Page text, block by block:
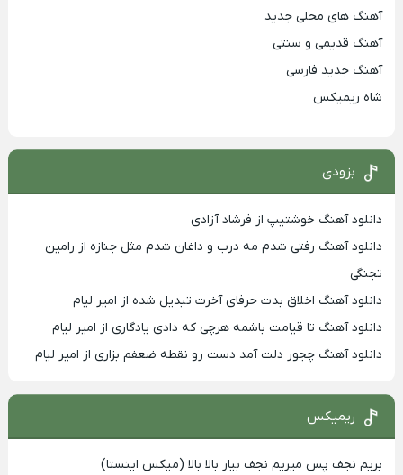
آهنگ های محلی جدید
آهنگ قدیمی و سنتی
آهنگ جدید فارسی
شاه ریمیکس
بزودی
دانلود آهنگ خوشتیپ از فرشاد آزادی
دانلود آهنگ رفتی شدم مه درب و داغان شدم مثل جنازه از رامین
تجنگی
دانلود آهنگ اخلاق بدت حرفای آخرت تبدیل شده از امیر لیام
دانلود آهنگ تا قیامت باشمه هرچی که دادی یادگاری از امیر لیام
دانلود آهنگ چجور دلت آمد دست رو نقطه ضعفم بزاری از امیر لیام
ریمیکس
بریم نجف پس میریم نجف بیار بالا بالا (میکس اینستا)